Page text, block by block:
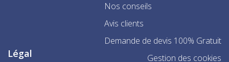
Nos conseils
Avis clients
Demande de devis 100% Gratuit
Légal Gestion des cookies